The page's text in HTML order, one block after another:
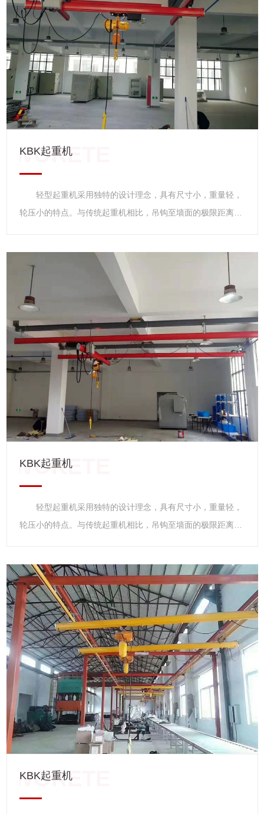
零部件通用程度大，互换性强、起重能力高、维修方便等特
点，是用途广泛，深受欢迎的轻型起重设备。 该葫芦有固
定式和小车式两类。固定式按固定支脚在上、下、左、右位置
不同又分为A1、A2、A3、A4四种型式，可直接安装在构架上
使用，小车式具有运行功能，可安装在轨道上使用。CD1型为
单速起升，MD1为常速和慢速两档起升。
KBK起重机
轻型起重机采用独特的设计理念，具有尺寸小，重量轻，
轮压小的特点。与传统起重机相比，吊钩至墙面的极限距离
房可以设计的更小，功能更齐全。 轻型起重机 轻型起
重机主要指CD1、MD1型系列钢丝绳电动葫芦系在原CD、MD
型基础上的改进型产品。它具有结构紧凑、轻巧、安全可靠、
零部件通用程度大，互换性强、起重能力高、维修方便等特
点，是用途广泛，深受欢迎的轻型起重设备。 该葫芦有固
定式和小车式两类。固定式按固定支脚在上、下、左、右位置
不同又分为A1、A2、A3、A4四种型式，可直接安装在构架上
使用，小车式具有运行功能，可安装在轨道上使用。CD1型为
单速起升，MD1为常速和慢速两档起升。
KBK起重机
轻型起重机采用独特的设计理念，具有尺寸小，重量轻，
轮压小的特点。与传统起重机相比，吊钩至墙面的极限距离
房可以设计的更小，功能更齐全。 轻型起重机 轻型起
重机主要指CD1、MD1型系列钢丝绳电动葫芦系在原CD、MD
型基础上的改进型产品。它具有结构紧凑、轻巧、安全可靠、
零部件通用程度大，互换性强、起重能力高、维修方便等特
点，是用途广泛，深受欢迎的轻型起重设备。 该葫芦有固
定式和小车式两类。固定式按固定支脚在上、下、左、右位置
不同又分为A1、A2、A3、A4四种型式，可直接安装在构架上
使用，小车式具有运行功能，可安装在轨道上使用。CD1型为
单速起升，MD1为常速和慢速两档起升。
KBK起重机